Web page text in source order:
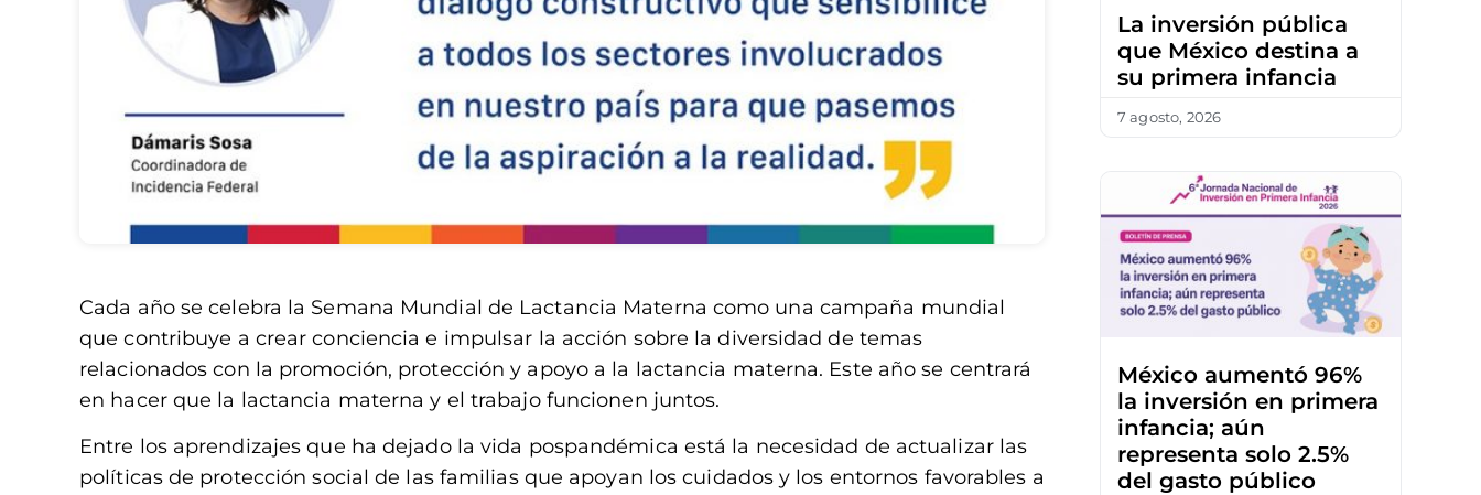
Cada año se celebra la Semana Mundial de Lactancia Materna como una campaña mundial
que contribuye a crear conciencia e impulsar la acción sobre la diversidad de temas
relacionados con la promoción, protección y apoyo a la lactancia materna. Este año se centrará
en hacer que la lactancia materna y el trabajo funcionen juntos.
Entre los aprendizajes que ha dejado la vida pospandémica está la necesidad de actualizar las
políticas de protección social de las familias que apoyan los cuidados y los entornos favorables a
La inversión pública
que México destina a
su primera infancia
7 agosto, 2026
México aumentó 96%
la inversión en primera
infancia; aún
representa solo 2.5%
del gasto público